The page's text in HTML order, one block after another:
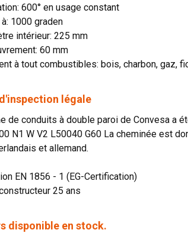
600° en usage constant
1000 graden
intérieur: 225 mm
60 mm
à tout combustibles: bois, charbon, gaz,
légale
de conduits à double paroi de Convesa a
N1 W V2 L50040 G60 La cheminée est
et allemand.
EN 1856 - 1 (EG-Certification)
25 ans
disponible en stock.